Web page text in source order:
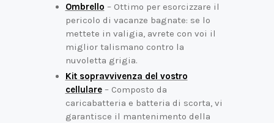
Ombrello – Ottimo per esorcizzare il
pericolo di vacanze bagnate: se lo
mettete in valigia, avrete con voi il
miglior talismano contro la
nuvoletta grigia.
Kit sopravvivenza del vostro
cellulare– Composto da
caricabatteria e batteria di scorta, vi
garantisce il mantenimento della